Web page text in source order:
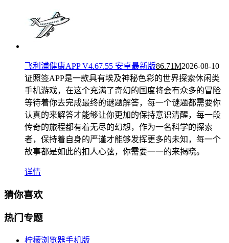
飞利浦健康APP V4.67.55 安卓最新版86.71M2026-08-10
证照签APP是一款具有埃及神秘色彩的世界探索休闲类
手机游戏，在这个充满了奇幻的国度将会有众多的冒险
等待着你去完成最终的谜题解答，每一个谜题都需要你
认真的来解答才能够让你更加的保持意识清醒，每一段
传奇的旅程都有着无尽的幻想，作为一名科学的探索
者，保持着自身的严谨才能够发挥更多的未知，每一个
故事都是如此的扣人心弦，你需要一一的来揭晓。
详情
猜你喜欢
热门专题
柠檬浏览器手机版